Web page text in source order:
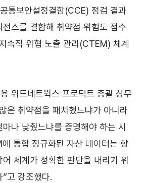
통보안설정결함(CCE) 점검 결과
스를 결합해 취약점 위험도 점수
속적 위협 노출 관리(CTEM) 체계
위드네트웍스 프로덕트 총괄 상무
은 취약점을 패치했느냐가 아니라
나 낮췄느냐를 증명해야 하는 시
통합 정규화된 자산 데이터는 향
체계가 정확한 판단을 내리기 위
고 강조했다.